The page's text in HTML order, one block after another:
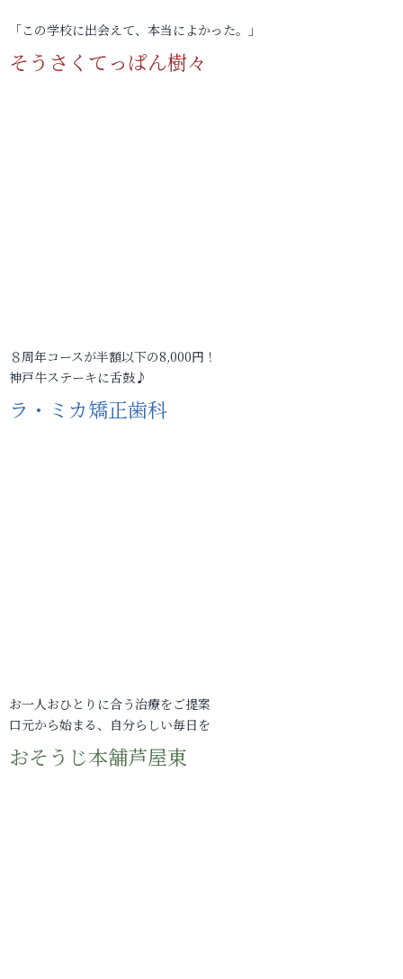
「この学校に出会えて、本当によかった。」
そうさくてっぱん樹々
８周年コースが半額以下の8,000円！
神戸牛ステーキに舌鼓♪
ラ・ミカ矯正歯科
お一人おひとりに合う治療をご提案
口元から始まる、自分らしい毎日を
おそうじ本舗芦屋東